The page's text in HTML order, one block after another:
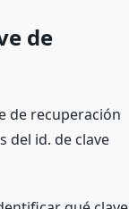
de
de recuperación
del id. de clave